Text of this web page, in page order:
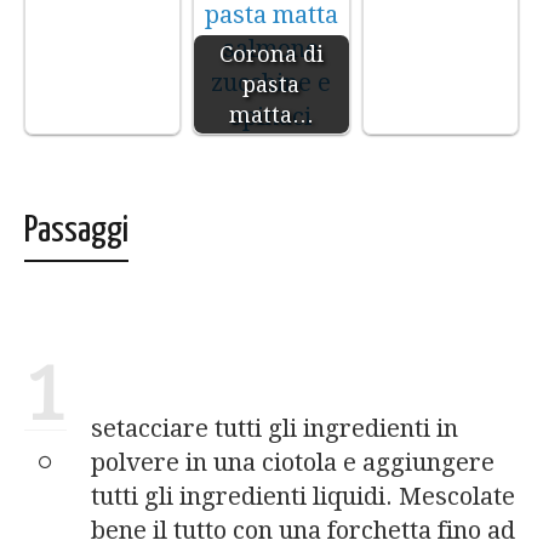
Corona di
pasta
matta…
Passaggi
1
setacciare tutti gli ingredienti in
polvere in una ciotola e aggiungere
tutti gli ingredienti liquidi. Mescolate
bene il tutto con una forchetta fino ad